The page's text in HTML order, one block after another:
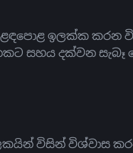
ඉලක්ක කරන
සහය දක්වන
විසින් විශ්වාස